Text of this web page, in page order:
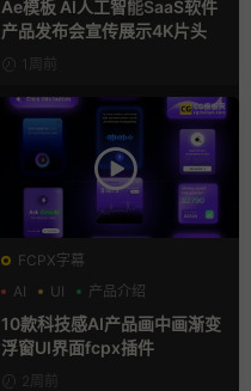
Ae模板 AI人工智能SaaS软件
产品发布会宣传展示4K片头
1周前
FCPX字幕
AI
UI 产品介绍
10款科技感AI产品画中画渐变
浮窗UI界面fcpx插件
2周前